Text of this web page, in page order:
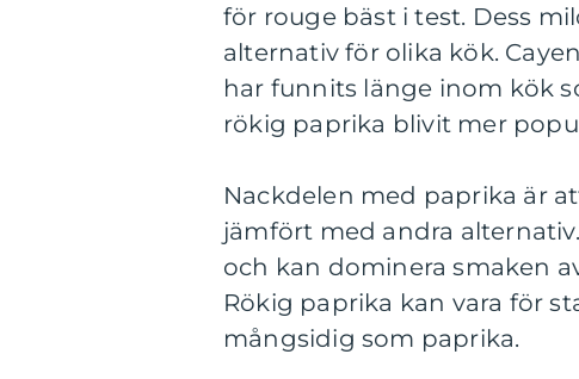
för rouge bäst i test. Dess
alternativ för olika kök.
har funnits länge inom kök
rökig paprika blivit mer
Nackdelen med paprika är
jämfört med andra
och kan dominera smaken
Rökig paprika kan vara för
mångsidig som paprika.